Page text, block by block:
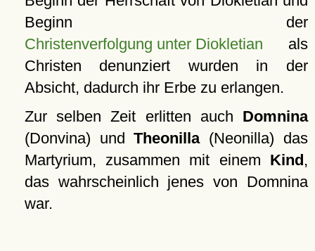
Beginn der
Christenverfolgung unter Diokletian als
Christen denunziert wurden in der
Absicht, dadurch ihr Erbe zu erlangen.
Zur selben Zeit erlitten auch Domnina
(Donvina) undTheonilla(Neonilla) das
Martyrium, zusammen mit einem Kind,
das wahrscheinlich jenes von Domnina
war.